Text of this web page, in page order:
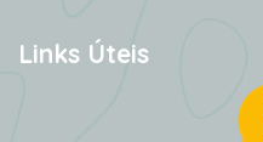
Links Úteis